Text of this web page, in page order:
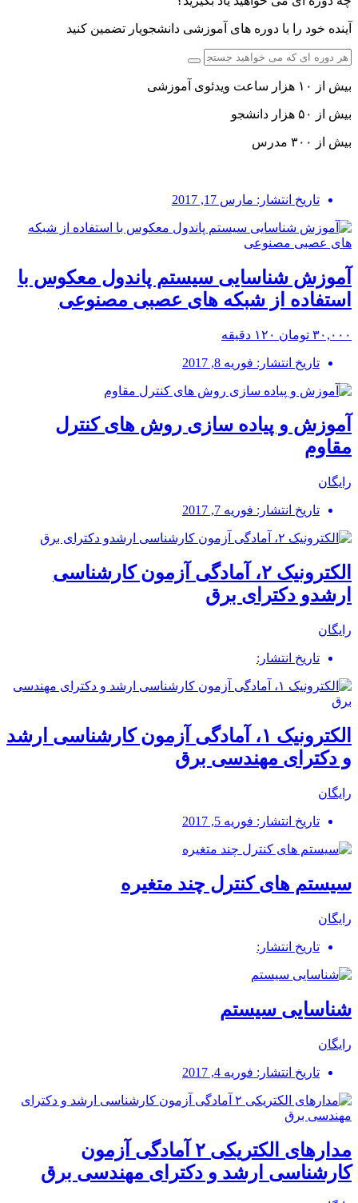
آینده خود را با دوره های آموزشی دانشجویار تضمین کنید
بیش از ۱۰ هزار ساعت ویدئوی آموزشی
بیش از ۵۰ هزار دانشجو
بیش از ۳۰۰ مدرس
تاریخ انتشار: مارس 17, 2017
آموزش شناسایی سیستم پاندول معکوس با
استفاده از شبکه های عصبی مصنوعی
۳۰,۰۰۰ تومان ۱۲۰ دقیقه
تاریخ انتشار: فوریه 8, 2017
آموزش و پیاده سازی روش های کنترل
مقاوم
رایگان
تاریخ انتشار: فوریه 7, 2017
الکترونیک ۲، آمادگی آزمون کارشناسی
ارشدو دکترای برق
رایگان
تاریخ انتشار:
الکترونیک ۱، آمادگی آزمون کارشناسی ارشد
و دکترای مهندسی برق
رایگان
تاریخ انتشار: فوریه 5, 2017
سیستم های کنترل چند متغیره
رایگان
تاریخ انتشار:
شناسایی سیستم
رایگان
تاریخ انتشار: فوریه 4, 2017
مدارهای الکتریکی ۲ آمادگی آزمون
کارشناسی ارشد و دکترای مهندسی برق